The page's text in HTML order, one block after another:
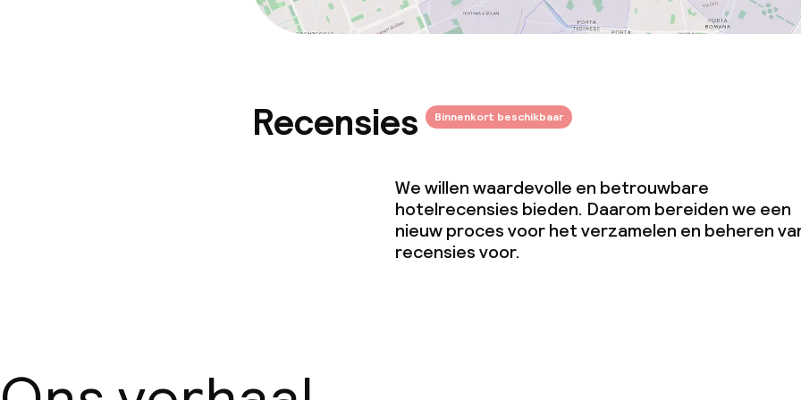
Recensies Binnenkort beschikbaar
We willen waardevolle en betrouwbare
hotelrecensies bieden. Daarom bereiden we een
nieuw proces voor het verzamelen en beheren
recensies voor.